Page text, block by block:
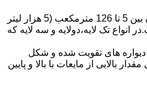
حجم مخزن پلی اتیلن را میتوان بین 5 تا 126 مترمکعب (5 هزار لیتر
انواع تک لایه،دولایه و سه لایه که
های تقویت شده و شکل
بالایی از مایعات با بالا و پایین